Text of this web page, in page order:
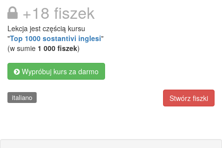
+18 fiszek
Lekcja jest częścią kursu
"Top 1000 sostantivi inglesi"
(w sumie 1 000 fiszek)
Wypróbuj kurs za darmo
Stwórz fiszki
italiano